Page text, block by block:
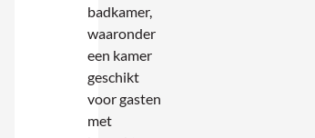
badkamer,
waaronder
een kamer
geschikt
voor gasten
met